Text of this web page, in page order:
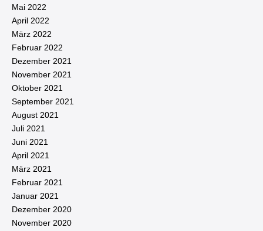
Mai 2022
April 2022
März 2022
Februar 2022
Dezember 2021
November 2021
Oktober 2021
September 2021
August 2021
Juli 2021
Juni 2021
April 2021
März 2021
Februar 2021
Januar 2021
Dezember 2020
November 2020